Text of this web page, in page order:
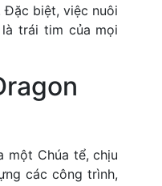
biệt, việc nuôi
trái tim của mọi
một Chúa tể, chịu
các công trình,